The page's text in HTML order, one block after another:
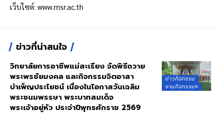
เว็บไซต์: www.msr.ac.th
ข่าวที่น่าสนใจ
ข่าวกิจกรรม
งานกิจกรรมฯ
วิทยาลัยการอาชีพแม่สะเรียง จัดพิธีถวาย
พระพรชัยมงคล และกิจกรรมจิตอาสา
บำเพ็ญประโยชน์ เนื่องในโอกาสวันเฉลิม
พระชนมพรรษา พระบาทสมเด็จ
พระเจ้าอยู่หัว ประจำปีพุทธศักราช 2569